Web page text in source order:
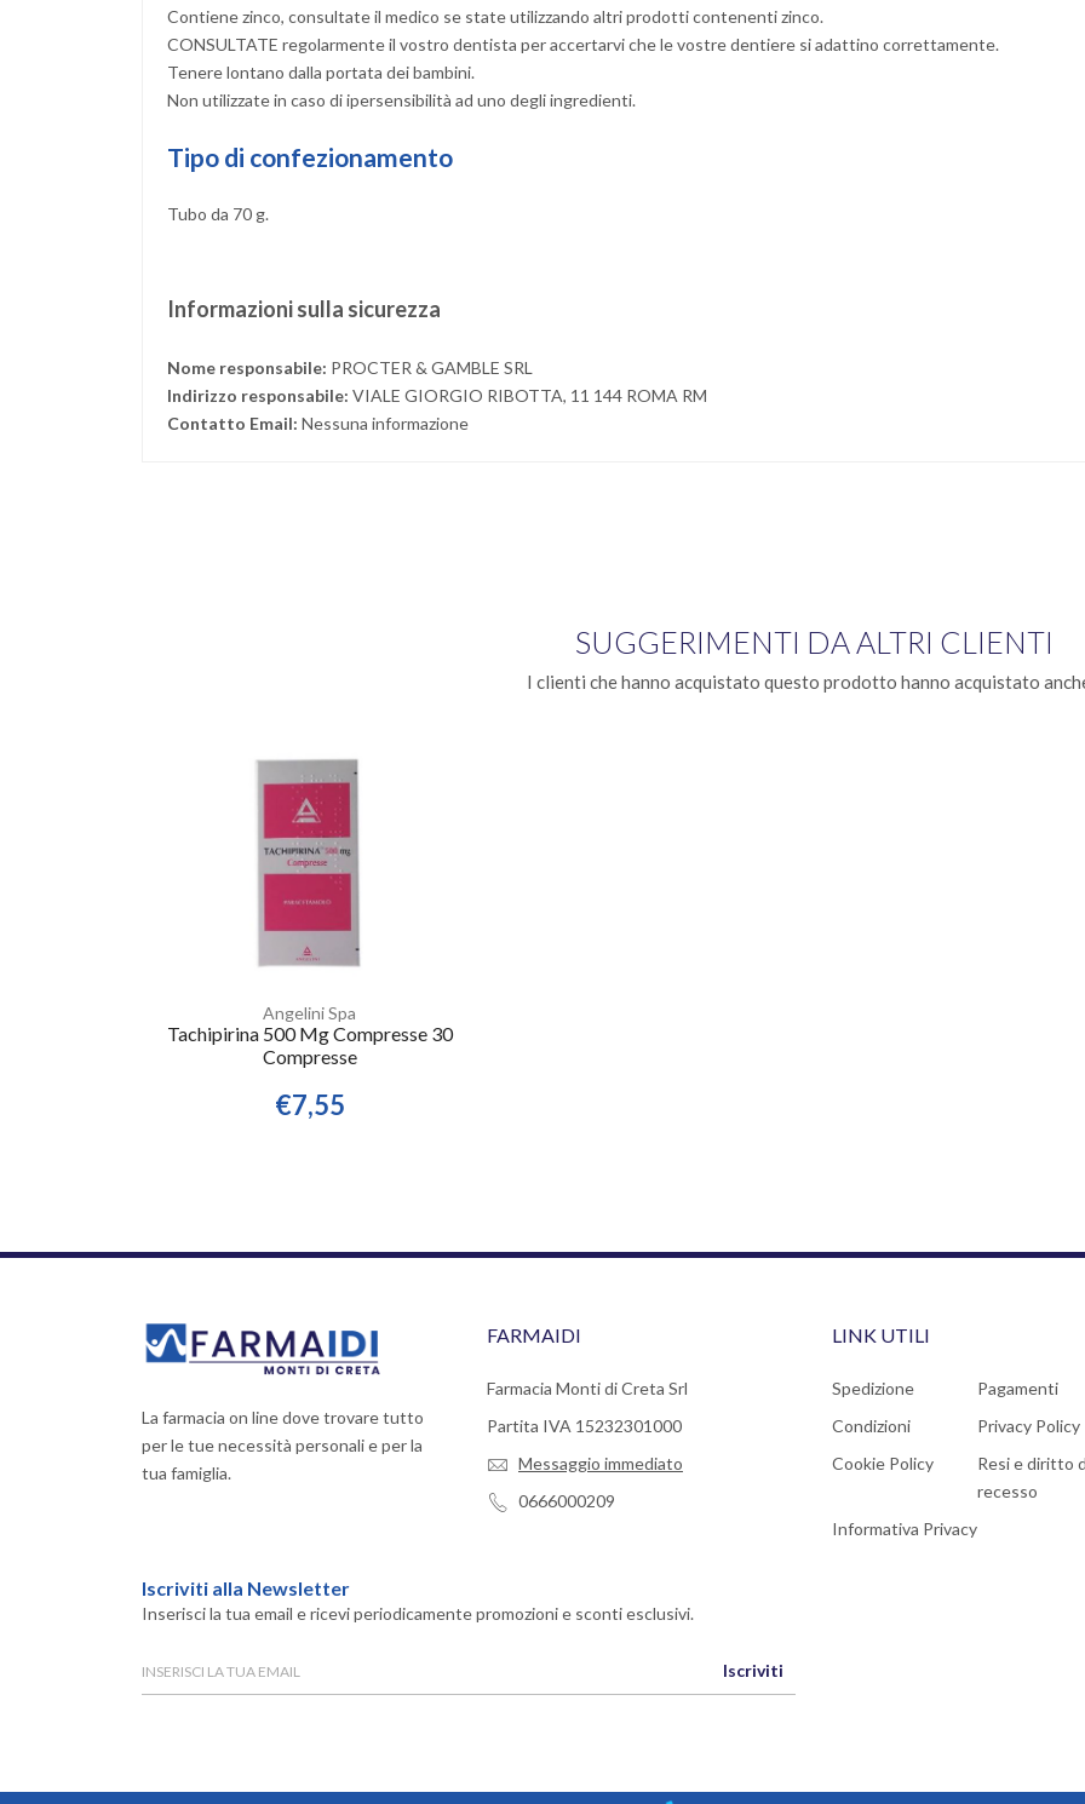
Contiene zinco, consultate il medico se state utilizzando altri prodotti contenenti zinco.
CONSULTATE regolarmente il vostro dentista per accertarvi che le vostre dentiere si adattino correttamente.
Tenere lontano dalla portata dei bambini.
Non utilizzate in caso di ipersensibilità ad uno degli ingredienti.
Tipo di confezionamento
Tubo da 70 g.
Informazioni sulla sicurezza
Nome responsabile: PROCTER & GAMBLE SRL
Indirizzo responsabile: VIALE GIORGIO RIBOTTA, 11 144 ROMA RM
Contatto Email: Nessuna informazione
SUGGERIMENTI DA ALTRI CLIENTI
I clienti che hanno acquistato questo prodotto hanno acquistato
Angelini Spa
Tachipirina 500 Mg Compresse 30
Compresse
€7,55
La farmacia on line dove trovare tutto
per le tue necessità personali e per la
tua famiglia.
FARMAIDI
Farmacia Monti di Creta Srl
Partita IVA 15232301000
Messaggio immediato
0666000209
LINK UTILI
Spedizione
Pagamenti
Condizioni
Privacy Policy
Cookie Policy
Resi e diritto
recesso
Informativa Privacy
Iscriviti alla Newsletter
Inserisci la tua email e ricevi periodicamente promozioni e sconti esclusivi.
Iscriviti